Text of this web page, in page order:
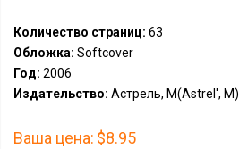
Количество страниц: 63
Обложка: Softcover
Год: 2006
Издательство: Астрель, М(Astrel', M)
Ваша цена: $8.95